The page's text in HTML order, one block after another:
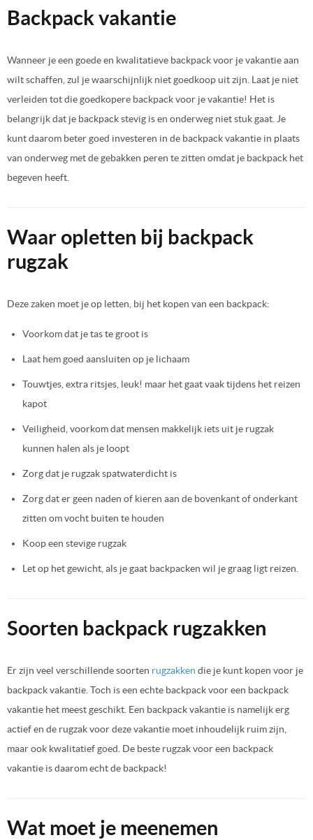
Backpack vakantie
Wanneer je een goede en kwalitatieve backpack voor je vakantie aan
wilt schaffen, zul je waarschijnlijk niet goedkoop uit zijn. Laat je niet
verleiden tot die goedkopere backpack voor je vakantie! Het is
belangrijk dat je backpack stevig is en onderweg niet stuk gaat. Je
kunt daarom beter goed investeren in de backpack vakantie in plaats
van onderweg met de gebakken peren te zitten omdat je backpack het
begeven heeft.
Waar opletten bij backpack
rugzak
Deze zaken moet je op letten, bij het kopen van een backpack:
Voorkom dat je tas te groot is
Laat hem goed aansluiten op je lichaam
Touwtjes, extra ritsjes, leuk! maar het gaat vaak tijdens het reizen
kapot
Veiligheid, voorkom dat mensen makkelijk iets uit je rugzak
kunnen halen als je loopt
Zorg dat je rugzak spatwaterdicht is
Zorg dat er geen naden of kieren aan de bovenkant of onderkant
zitten om vocht buiten te houden
Koop een stevige rugzak
Let op het gewicht, als je gaat backpacken wil je graag ligt reizen.
Soorten backpack rugzakken
Er zijn veel verschillende soorten rugzakken die je kunt kopen voor je
backpack vakantie. Toch is een echte backpack voor een backpack
vakantie het meest geschikt. Een backpack vakantie is namelijk erg
actief en de rugzak voor deze vakantie moet inhoudelijk ruim zijn,
maar ook kwalitatief goed. De beste rugzak voor een backpack
vakantie is daarom echt de backpack!
Wat moet je meenemen